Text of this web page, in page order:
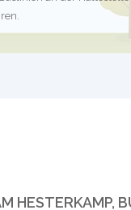
HESTERKAMP,